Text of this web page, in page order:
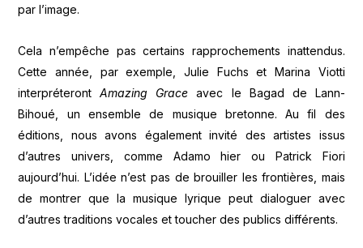
par l’image.
Cela n’empêche pas certains rapprochements inattendus.
Cette année, par exemple, Julie Fuchs et Marina Viotti
interpréterontAmazing Grace avec le Bagad de Lann-
Bihoué, un ensemble de musique bretonne. Au fil des
éditions, nous avons également invité des artistes issus
d’autres univers, comme Adamo hier ou Patrick Fiori
aujourd’hui. L’idée n’est pas de brouiller les frontières, mais
de montrer que la musique lyrique peut dialoguer avec
d’autres traditions vocales et toucher des publics différents.